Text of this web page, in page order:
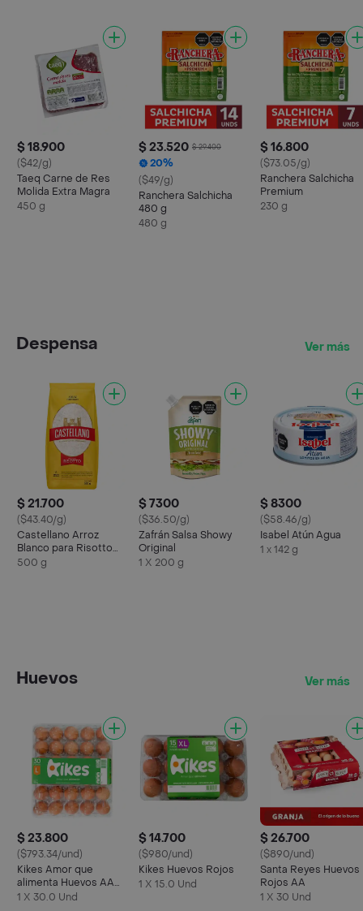
$ 18.900
($42/g)
Taeq Carne de Res
Molida Extra Magra
450 g
$ 23.520 $ 29.400
20%
($49/g)
Ranchera Salchicha
480 g
480 g
$ 16.800
($73.05/g)
Ranchera Salchicha
Premium
230 g
Despensa Ver más
$ 21.700
($43.40/g)
Castellano Arroz
Blanco para Risotto
Premium
500 g
$ 7300
($36.50/g)
Zafrán Salsa Showy
Original
1 X 200 g
$ 8300
($58.46/g)
Isabel Atún Agua
1 x 142 g
Huevos Ver más
$ 23.800
($793.34/und)
Kikes Amor que
alimenta Huevos AA
Rojos L
1 X 30.0 Und
$ 14.700
($980/und)
Kikes Huevos Rojos
1 X 15.0 Und
$ 26.700
($890/und)
Santa Reyes Huevos
Rojos AA
1 X 30 Und